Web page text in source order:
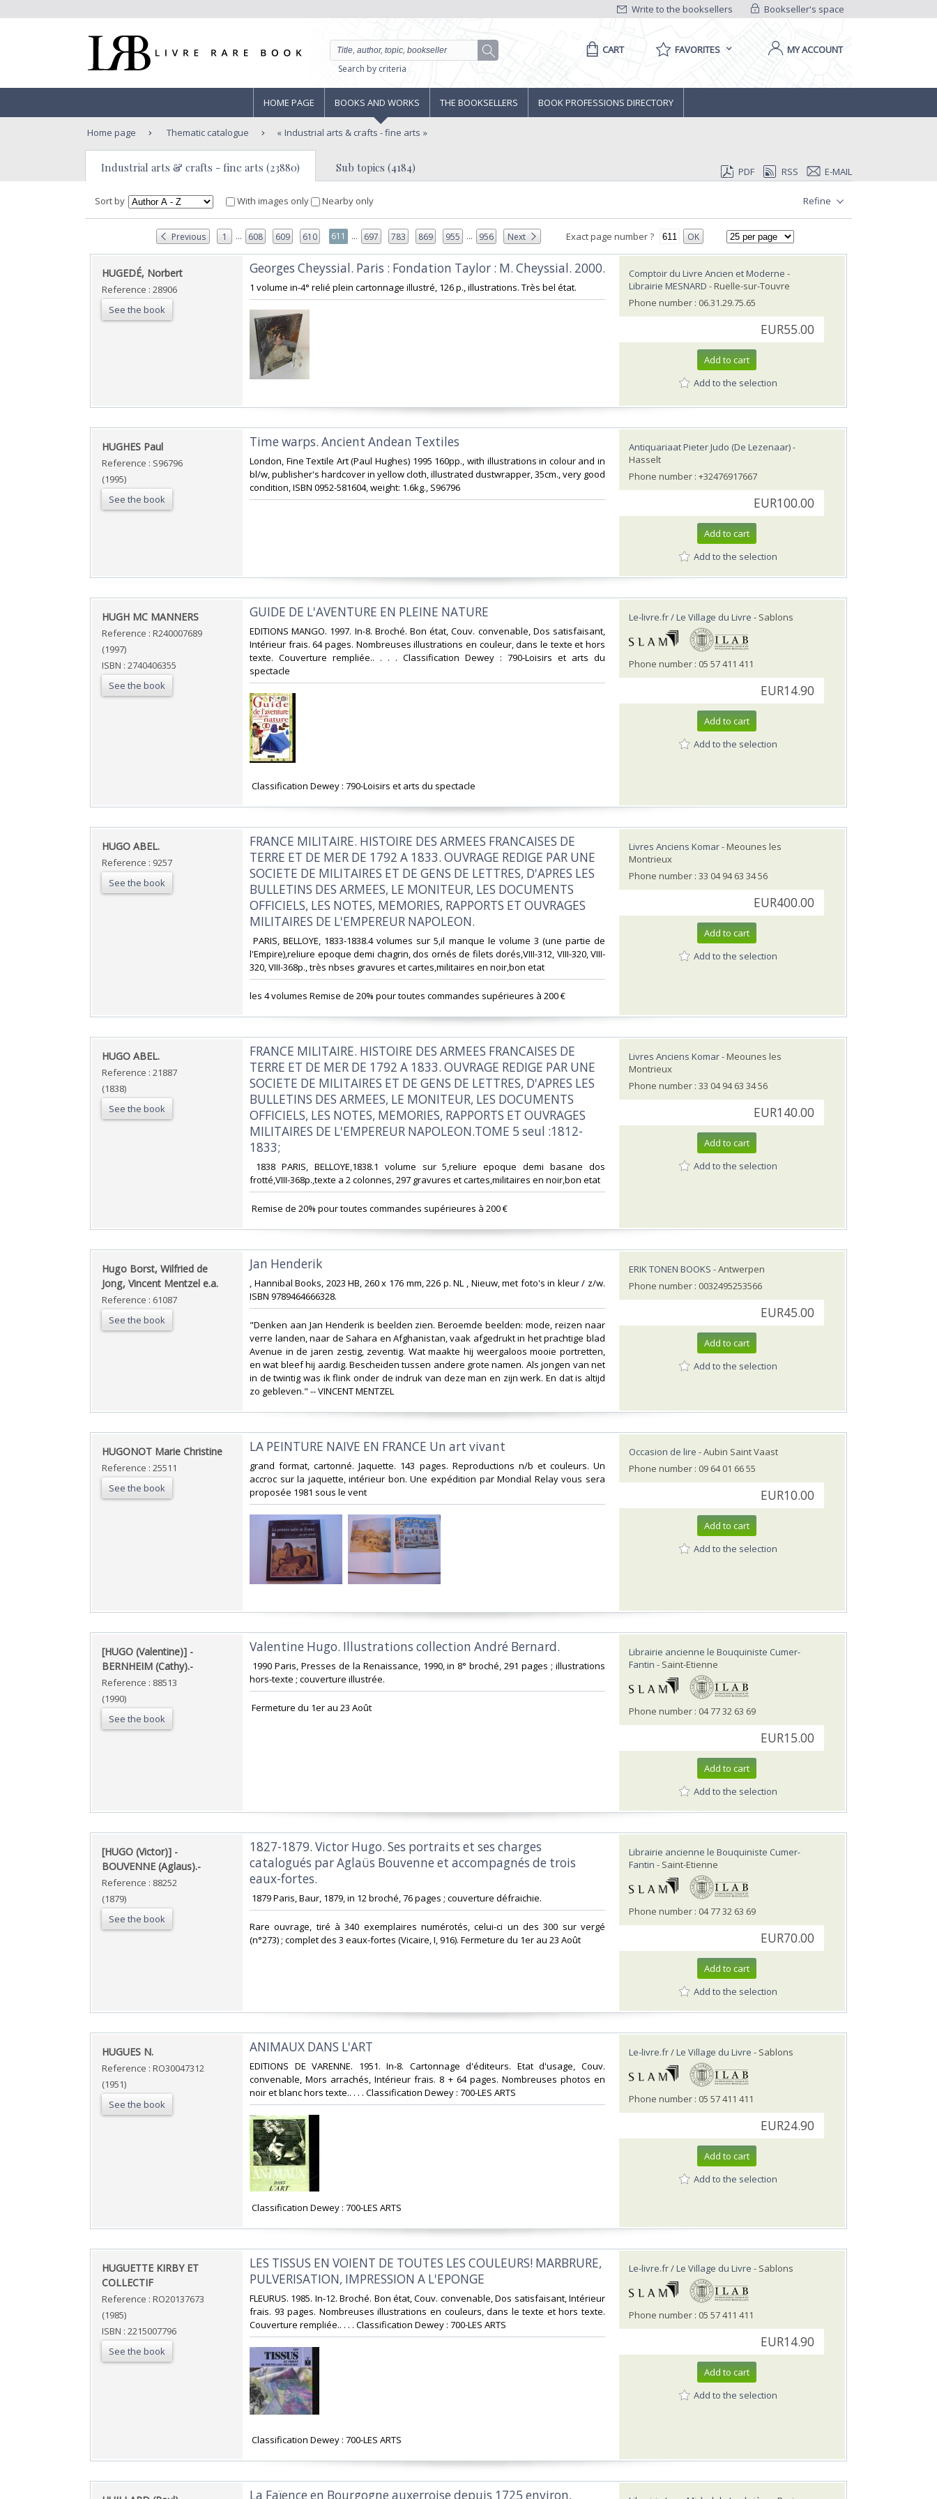
Bookseller's space
Write to the booksellers
Search by criteria
CART FAVORITES MY ACCOUNT
HOME PAGE BOOKS AND WORKS THE BOOKSELLERS BOOK PROFESSIONS DIRECTORY
Home page Thematic catalogue Industrial arts & crafts - fine arts
Industrial arts & crafts - fine arts (23880) Sub topics (4184) PDF RSS E-MAIL
Sort by With images only Nearby only Refine
Previous 1 ... 608 609 610 611 ... 697 783 869 955 ... 956 Next Exact page number ? OK
‎HUGEDÉ, Norbert‎
Reference : 28906
See the book
‎Georges Cheyssial. Paris : Fondation Taylor : M. Cheyssial. 2000.‎
‎1 volume in-4° relié plein cartonnage illustré, 126 p., illustrations. Très bel état. ‎
Comptoir du Livre Ancien et Moderne -
Librairie MESNARD - Ruelle-sur-Touvre
Phone number : 06.31.29.75.65
EUR55.00
Add to cart
Add to the selection
‎HUGHES Paul‎
Reference : S96796
(1995)
See the book
‎Time warps. Ancient Andean Textiles‎
‎London, Fine Textile Art (Paul Hughes) 1995 160pp., with illustrations in colour and in
bl/w, publisher's hardcover in yellow cloth, illustrated dustwrapper, 35cm., very good
condition, ISBN 0952-581604, weight: 1.6kg., S96796‎
Antiquariaat Pieter Judo (De Lezenaar)-
Hasselt
Phone number : +32476917667
EUR100.00
Add to cart
Add to the selection
‎HUGH MC MANNERS‎
Reference : R240007689
(1997)
ISBN : 2740406355
See the book
‎GUIDE DE L'AVENTURE EN PLEINE NATURE‎
‎EDITIONS MANGO. 1997. In-8. Broché. Bon état, Couv. convenable, Dos satisfaisant,
Intérieur frais. 64 pages. Nombreuses illustrations en couleur, dans le texte et hors
texte. Couverture rempliée.. . . . Classification Dewey : 790-Loisirs et arts du
spectacle‎
‎ Classification Dewey : 790-Loisirs et arts du spectacle‎
Le-livre.fr / Le Village du Livre - Sablons
Phone number : 05 57 411 411
EUR14.90
Add to cart
Add to the selection
‎HUGO ABEL.‎
Reference : 9257
See the book
‎FRANCE MILITAIRE. HISTOIRE DES ARMEES FRANCAISES DE
TERRE ET DE MER DE 1792 A 1833. OUVRAGE REDIGE PAR UNE
SOCIETE DE MILITAIRES ET DE GENS DE LETTRES, D'APRES LES
BULLETINS DES ARMEES, LE MONITEUR, LES DOCUMENTS
OFFICIELS, LES NOTES, MEMORIES, RAPPORTS ET OUVRAGES
MILITAIRES DE L'EMPEREUR NAPOLEON.‎
‎ PARIS, BELLOYE, 1833-1838.4 volumes sur 5,il manque le volume 3 (une partie de
l'Empire),reliure epoque demi chagrin, dos ornés de filets dorés,VIII-312, VIII-320, VIII-
320, VIII-368p., très nbses gravures et cartes,militaires en noir,bon etat‎
‎les 4 volumes Remise de 20% pour toutes commandes supérieures à 200 €‎
Livres Anciens Komar- Meounes les
Montrieux
Phone number : 33 04 94 63 34 56
EUR400.00
Add to cart
Add to the selection
‎HUGO ABEL. ‎
Reference : 21887
(1838)
See the book
‎FRANCE MILITAIRE. HISTOIRE DES ARMEES FRANCAISES DE
TERRE ET DE MER DE 1792 A 1833. OUVRAGE REDIGE PAR UNE
SOCIETE DE MILITAIRES ET DE GENS DE LETTRES, D'APRES LES
BULLETINS DES ARMEES, LE MONITEUR, LES DOCUMENTS
OFFICIELS, LES NOTES, MEMORIES, RAPPORTS ET OUVRAGES
MILITAIRES DE L'EMPEREUR NAPOLEON.TOME 5 seul :1812-
1833;‎
‎ 1838 PARIS, BELLOYE,1838.1 volume sur 5,reliure epoque demi basane dos
frotté,VIII-368p.,texte a 2 colonnes, 297 gravures et cartes,militaires en noir,bon etat‎
‎ Remise de 20% pour toutes commandes supérieures à 200 €‎
Livres Anciens Komar- Meounes les
Montrieux
Phone number : 33 04 94 63 34 56
EUR140.00
Add to cart
Add to the selection
‎Hugo Borst, Wilfried de
Jong, Vincent Mentzel e.a.‎
Reference : 61087
See the book
‎Jan Henderik‎
‎, Hannibal Books, 2023 HB, 260 x 176 mm, 226 p. NL , Nieuw, met foto's in kleur / z/w.
ISBN 9789464666328.‎
‎"Denken aan Jan Henderik is beelden zien. Beroemde beelden: mode, reizen naar
verre landen, naar de Sahara en Afghanistan, vaak afgedrukt in het prachtige blad
Avenue in de jaren zestig, zeventig. Wat maakte hij weergaloos mooie portretten,
en wat bleef hij aardig. Bescheiden tussen andere grote namen. Als jongen van net
in de twintig was ik flink onder de indruk van deze man en zijn werk. En dat is altijd
zo gebleven." -- VINCENT MENTZEL‎
ERIK TONEN BOOKS - Antwerpen
Phone number : 0032495253566
EUR45.00
Add to cart
Add to the selection
‎HUGONOT Marie Christine‎
Reference : 25511
See the book
‎LA PEINTURE NAIVE EN FRANCE Un art vivant‎
‎grand format, cartonné. Jaquette. 143 pages. Reproductions n/b et couleurs. Un
accroc sur la jaquette, intérieur bon. Une expédition par Mondial Relay vous sera
proposée 1981 sous le vent‎
Occasion de lire - Aubin Saint Vaast
Phone number : 09 64 01 66 55
EUR10.00
Add to cart
Add to the selection
‎[HUGO (Valentine)] -
BERNHEIM (Cathy).-‎
Reference : 88513
(1990)
See the book
‎Valentine Hugo. Illustrations collection André Bernard.‎
‎ 1990 Paris, Presses de la Renaissance, 1990, in 8° broché, 291 pages ; illustrations
hors-texte ; couverture illustrée. ‎
‎ Fermeture du 1er au 23 Août‎
Librairie ancienne le Bouquiniste Cumer-
Fantin - Saint-Etienne
Phone number : 04 77 32 63 69
EUR15.00
Add to cart
Add to the selection
‎[HUGO (Victor)] -
BOUVENNE (Aglaus).-‎
Reference : 88252
(1879)
See the book
‎1827-1879. Victor Hugo. Ses portraits et ses charges
catalogués par Aglaüs Bouvenne et accompagnés de trois
eaux-fortes.‎
‎ 1879 Paris, Baur, 1879, in 12 broché, 76 pages ; couverture défraichie. ‎
‎Rare ouvrage, tiré à 340 exemplaires numérotés, celui-ci un des 300 sur vergé
(n°273) ; complet des 3 eaux-fortes (Vicaire, I, 916). Fermeture du 1er au 23 Août‎
Librairie ancienne le Bouquiniste Cumer-
Fantin - Saint-Etienne
Phone number : 04 77 32 63 69
EUR70.00
Add to cart
Add to the selection
‎HUGUES N.‎
Reference : RO30047312
(1951)
See the book
‎ANIMAUX DANS L'ART‎
‎EDITIONS DE VARENNE. 1951. In-8. Cartonnage d'éditeurs. Etat d'usage, Couv.
convenable, Mors arrachés, Intérieur frais. 8 + 64 pages. Nombreuses photos en
noir et blanc hors texte.. . . . Classification Dewey : 700-LES ARTS‎
‎ Classification Dewey : 700-LES ARTS‎
Le-livre.fr / Le Village du Livre - Sablons
Phone number : 05 57 411 411
EUR24.90
Add to cart
Add to the selection
‎HUGUETTE KIRBY ET
COLLECTIF‎
Reference : RO20137673
(1985)
ISBN : 2215007796
See the book
‎LES TISSUS EN VOIENT DE TOUTES LES COULEURS! MARBRURE,
PULVERISATION, IMPRESSION A L'EPONGE‎
‎FLEURUS. 1985. In-12. Broché. Bon état, Couv. convenable, Dos satisfaisant, Intérieur
frais. 93 pages. Nombreuses illustrations en couleurs, dans le texte et hors texte.
Couverture rempliée.. . . . Classification Dewey : 700-LES ARTS‎
‎ Classification Dewey : 700-LES ARTS‎
Le-livre.fr / Le Village du Livre - Sablons
Phone number : 05 57 411 411
EUR14.90
Add to cart
Add to the selection
‎La Faïence en Bourgogne auxerroise depuis 1725 environ,